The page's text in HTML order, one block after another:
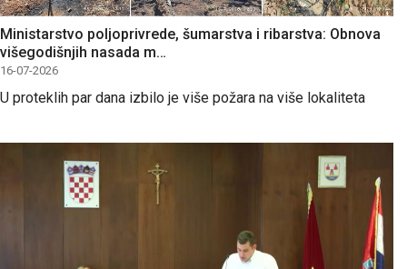
Ministarstvo poljoprivrede, šumarstva i ribarstva: Obnova
višegodišnjih nasada m…
16-07-2026
U proteklih par dana izbilo je više požara na više lokaliteta